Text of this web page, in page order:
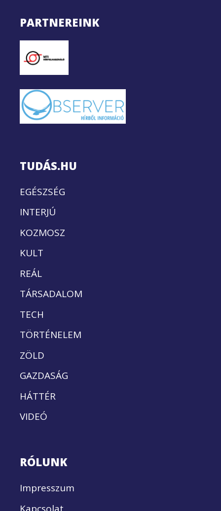
PARTNEREINK
TUDÁS.HU
EGÉSZSÉG
INTERJÚ
KOZMOSZ
KULT
REÁL
TÁRSADALOM
TECH
TÖRTÉNELEM
ZÖLD
GAZDASÁG
HÁTTÉR
VIDEÓ
RÓLUNK
Impresszum